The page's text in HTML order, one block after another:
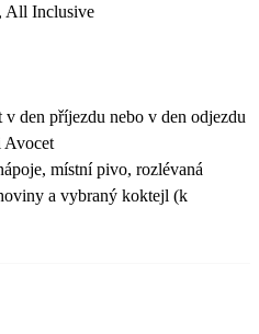
All Inclusive
den příjezdu nebo v den odjezdu
Avocet
místní pivo, rozlévaná
a vybraný koktejl (k